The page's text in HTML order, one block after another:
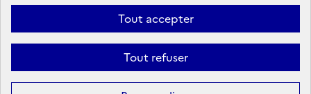
Tout accepter
Tout refuser
Plan du site